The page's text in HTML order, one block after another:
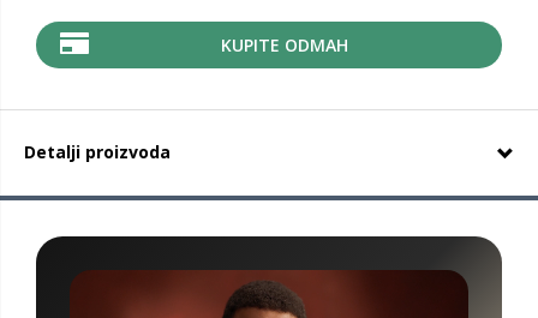
KUPITE ODMAH
Detalji proizvoda